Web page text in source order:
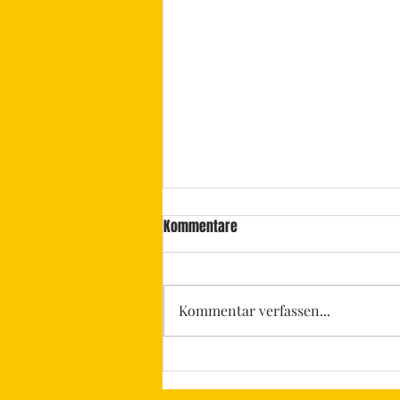
Lixlux: Titelstory im Fine Art
Printer
Kommentare
Kommentar verfassen...